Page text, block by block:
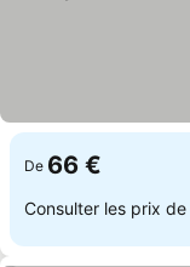
De 66 €
Consulter les prix de